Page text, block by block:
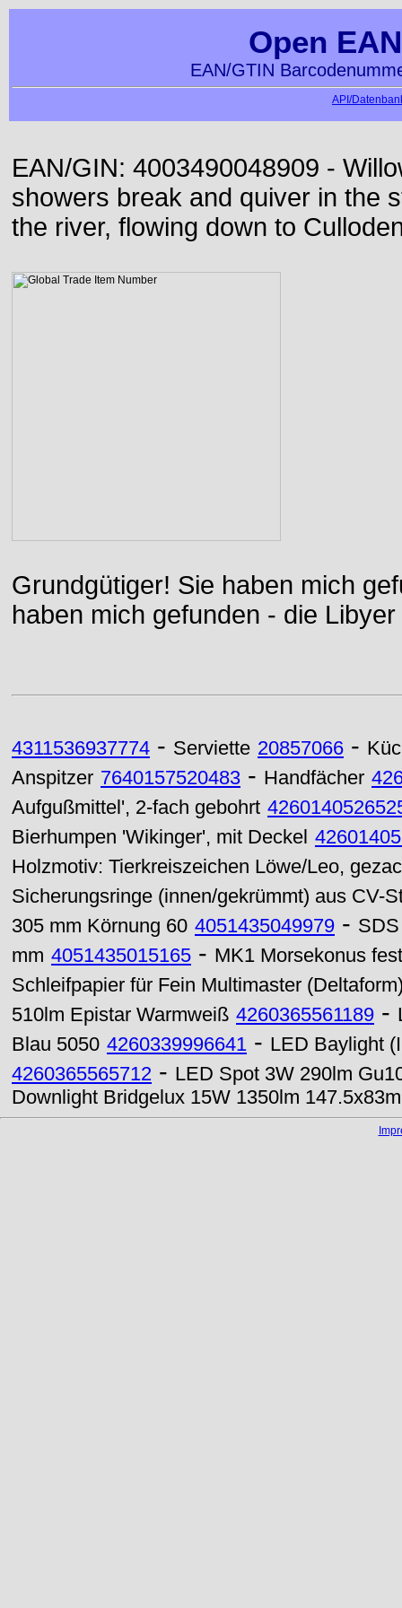
Open
EAN/GTIN
API/
EAN/GIN: 4003490048909 -
showers break and quiver in the
the river, flowing down to
Grundgütiger! Sie haben mich
haben mich gefunden - die
4311536937774 - Serviette 20857066 -
Anspitzer 7640157520483 - Handfächer
Aufgußmittel', 2-fach gebohrt
Bierhumpen 'Wikinger', mit Deckel
Holzmotiv: Tierkreiszeichen Löwe/Leo,
Sicherungsringe (innen/gekrümmt) aus CV-
305 mm Körnung 60 4051435049979 -
mm 4051435015165 - MK1 Morsekonus
Schleifpapier für Fein Multimaster
510lm Epistar Warmweiß 4260365561189 -
Blau 5050 4260339996641 - LED Baylight
4260365565712 - LED Spot 3W 290lm
Downlight Bridgelux 15W 1350lm